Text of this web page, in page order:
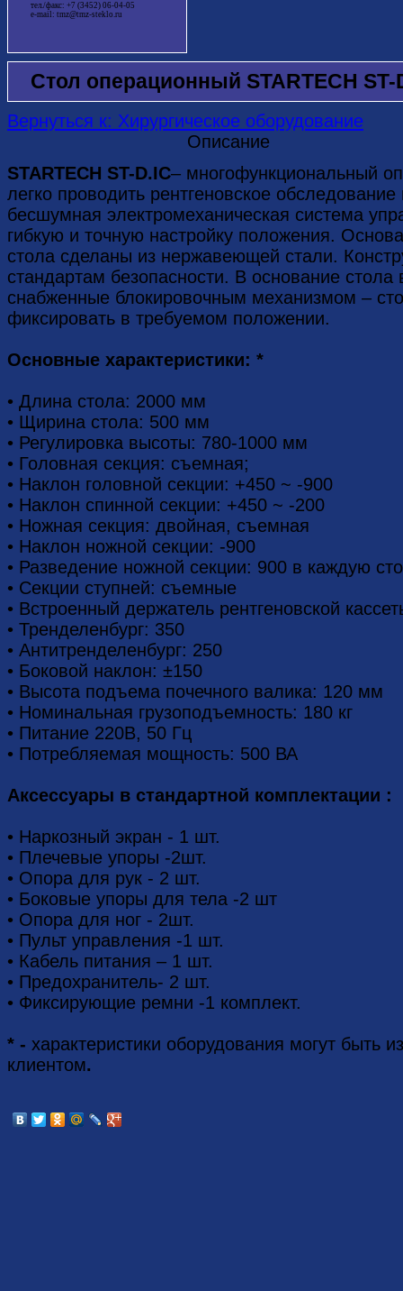
тел./факс: +7 (3452) 06-04-05
e-mail: tmz@tmz-steklo.ru
Стол операционный STARTECH ST-
Вернуться к: Хирургическое оборудование
Описание
STARTECH ST-D.IC– многофункциональный
легко проводить рентгеновское
бесшумная электромеханическая система
гибкую и точную настройку положения.
стола сделаны из нержавеющей стали.
стандартам безопасности. В основание
снабженные блокировочным механизмом –
фиксировать в требуемом положении.
Основные характеристики: *
• Длина стола: 2000 мм
• Щирина стола: 500 мм
• Регулировка высоты: 780-1000 мм
• Головная секция: съемная;
• Наклон головной секции: +450 ~ -900
• Наклон спинной секции: +450 ~ -200
• Ножная секция: двойная, съемная
• Наклон ножной секции: -900
• Разведение ножной секции: 900 в каждую
• Секции ступней: съемные
• Встроенный держатель рентгеновской
• Тренделенбург: 350
• Антитренделенбург: 250
• Боковой наклон: ±150
• Высота подъема почечного валика: 120 мм
• Номинальная грузоподъемность: 180 кг
• Питание 220В, 50 Гц
• Потребляемая мощность: 500 ВА
Аксессуары в стандартной комплектации :
• Наркозный экран - 1 шт.
• Плечевые упоры -2шт.
• Опора для рук - 2 шт.
• Боковые упоры для тела -2 шт
• Опора для ног - 2шт.
• Пульт управления -1 шт.
• Кабель питания – 1 шт.
• Предохранитель- 2 шт.
• Фиксирующие ремни -1 комплект.
* - характеристики оборудования могут быть
клиентом.